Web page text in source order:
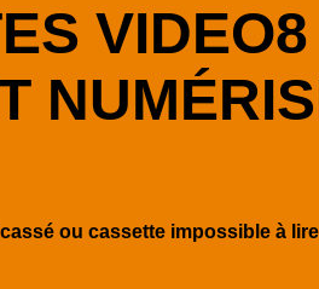
ou cassette impossible à